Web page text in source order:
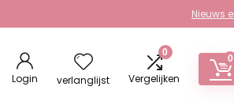
Nieuws
Login verlanglijst
0
Vergelijken
0